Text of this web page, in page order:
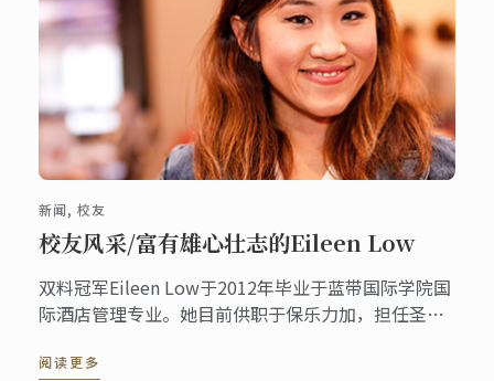
新闻, 校友
校友风采/富有雄心壮志的Eileen Low
双料冠军Eileen Low于2012年毕业于蓝带国际学院国
际酒店管理专业。她目前供职于保乐力加，担任圣雨
项知识对我现在的工作都极有价值。如果没有蓝带，
阅读更多